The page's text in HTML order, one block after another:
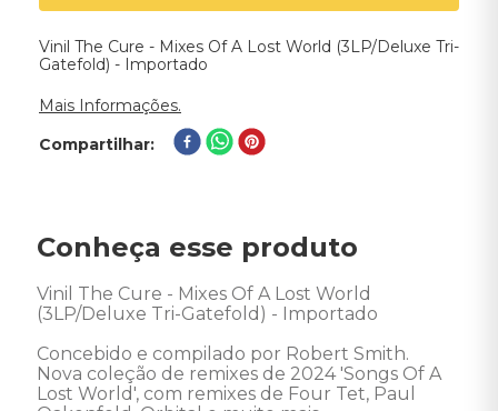
Vinil The Cure - Mixes Of A Lost World (3LP/Deluxe Tri-
Gatefold) - Importado
Mais Informações.
Compartilhar
Conheça esse produto
Vinil The Cure - Mixes Of A Lost World
(3LP/Deluxe Tri-Gatefold) - Importado
Concebido e compilado por Robert Smith.
Nova coleção de remixes de 2024 'Songs Of A
Lost World', com remixes de Four Tet, Paul